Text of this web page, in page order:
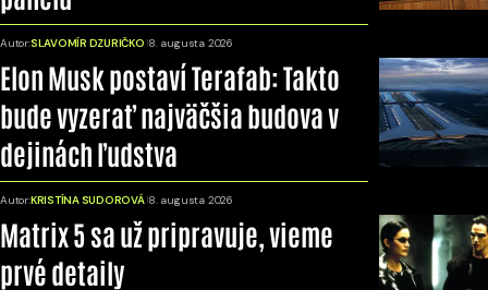
Autor:SLAVOMÍR DZURIČKO 8. augusta 2026
Elon Musk postaví Terafab: Takto
bude vyzerať najväčšia budova v
dejinách ľudstva
Autor:KRISTÍNA SUDOROVÁ 8. augusta 2026
Matrix 5 sa už pripravuje, vieme
prvé detaily